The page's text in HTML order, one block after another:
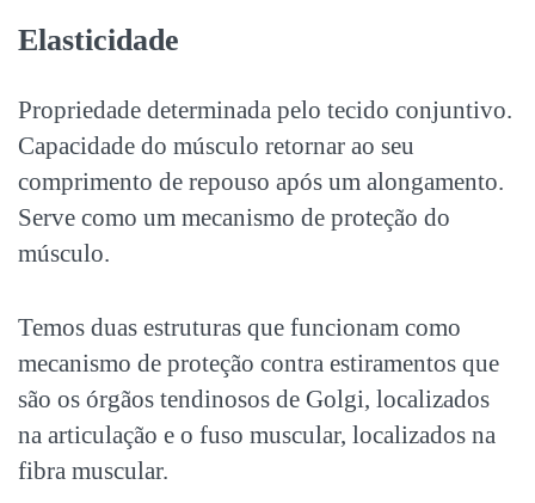
Elasticidade
Propriedade determinada pelo tecido conjuntivo.
Capacidade do músculo retornar ao seu
comprimento de repouso após um alongamento.
Serve como um mecanismo de proteção do
músculo.
Temos duas estruturas que funcionam como
mecanismo de proteção contra estiramentos que
são os órgãos tendinosos de Golgi, localizados
na articulação e o fuso muscular, localizados na
fibra muscular.